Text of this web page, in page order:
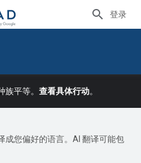
登录
平等。 查看具体行动。
成您偏好的语言。AI 翻译可能包